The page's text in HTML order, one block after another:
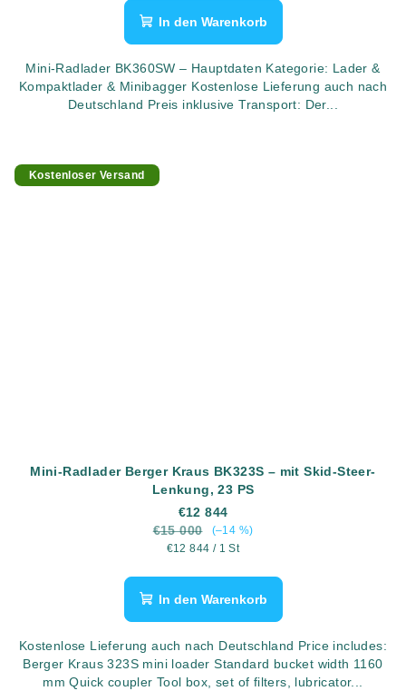
In den Warenkorb
Mini-Radlader BK360SW – Hauptdaten Kategorie: Lader &
Kompaktlader & Minibagger Kostenlose Lieferung auch nach
Deutschland Preis inklusive Transport: Der...
Kostenloser Versand
Mini-Radlader Berger Kraus BK323S – mit Skid-Steer-
Lenkung, 23 PS
€12 844
€15 000
(–14 %)
Verkaufspreis:
€12 844 / 1 St
In den Warenkorb
Kostenlose Lieferung auch nach Deutschland Price includes:
Berger Kraus 323S mini loader Standard bucket width 1160
mm Quick coupler Tool box, set of filters, lubricator...